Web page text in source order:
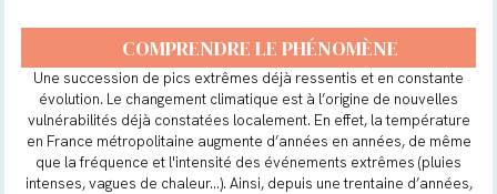
COMPRENDRE LE PHÉNOMÈNE
Une succession de pics extrêmes déjà ressentis et en constante
évolution. Le changement climatique est à l’origine de nouvelles
vulnérabilités déjà constatées localement. En effet, la température
en France métropolitaine augmente d’années en années, de même
que la fréquence et l'intensité des événements extrêmes (pluies
intenses, vagues de chaleur…). Ainsi, depuis une trentaine d’années,